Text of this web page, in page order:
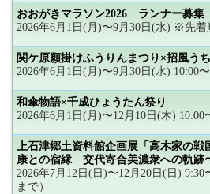
おおがきマラソン2026 ランナー募集
2026年6月1日(月)〜9月30日(水) ※先着
関ケ原願掛けふうりんまつり×招風う
2026年6月1日(月)〜9月30日(水) 10:00
和傘物語×千成ひょうたん祭り
2026年6月1日(月)〜12月10日(木) 10:00
上石津郷土資料館企画展「高木家の戦
康との宿縁 交代寄合美濃衆への軌跡
2026年7月12日(日)〜12月20日(日) 9:30
まで）